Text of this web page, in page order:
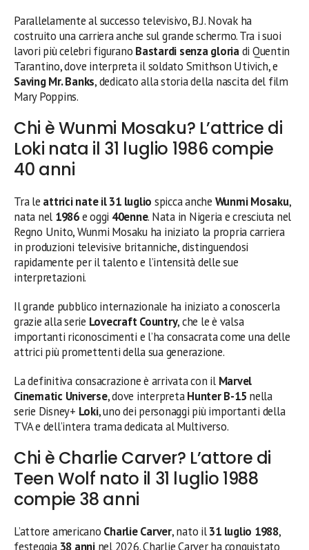
Parallelamente al successo televisivo, B.J. Novak ha
costruito una carriera anche sul grande schermo. Tra i suoi
lavori più celebri figurano Bastardi senza gloriadi Quentin
Tarantino, dove interpreta il soldato Smithson Utivich, e
Saving Mr. Banks, dedicato alla storia della nascita del film
Mary Poppins.
Chi è Wunmi Mosaku? L’attrice di
Loki nata il 31 luglio 1986 compie
40 anni
Tra le attrici nate il 31 luglio spicca anche Wunmi Mosaku,
nata nel 1986e oggi 40enne. Nata in Nigeria e cresciuta nel
Regno Unito, Wunmi Mosaku ha iniziato la propria carriera
in produzioni televisive britanniche, distinguendosi
rapidamente per il talento e l’intensità delle sue
interpretazioni.
Il grande pubblico internazionale ha iniziato a conoscerla
grazie alla serie Lovecraft Country, che le è valsa
importanti riconoscimenti e l’ha consacrata come una delle
attrici più promettenti della sua generazione.
La definitiva consacrazione è arrivata con il Marvel
Cinematic Universe, dove interpretaHunter B-15 nella
serie Disney+ Loki, uno dei personaggi più importanti della
TVA e dell’intera trama dedicata al Multiverso.
Chi è Charlie Carver? L’attore di
Teen Wolf nato il 31 luglio 1988
compie 38 anni
L’attore americano Charlie Carver, nato il31 luglio 1988,
festeggia 38 anninel 2026. Charlie Carver ha conquistato